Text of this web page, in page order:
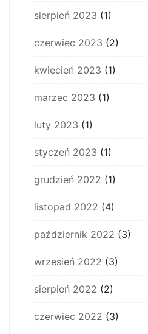
sierpień 2023 (1)
czerwiec 2023 (2)
kwiecień 2023 (1)
marzec 2023 (1)
luty 2023 (1)
styczeń 2023 (1)
grudzień 2022 (1)
listopad 2022 (4)
październik 2022 (3)
wrzesień 2022 (3)
sierpień 2022 (2)
czerwiec 2022 (3)